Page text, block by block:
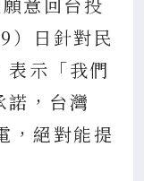
）日針對民
表示「我們
諾，台灣
，絕對能提